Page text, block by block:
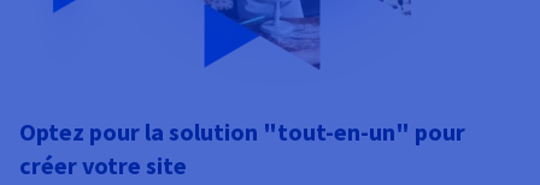
Optez pour la solution "tout-en-un" pour
créer votre site